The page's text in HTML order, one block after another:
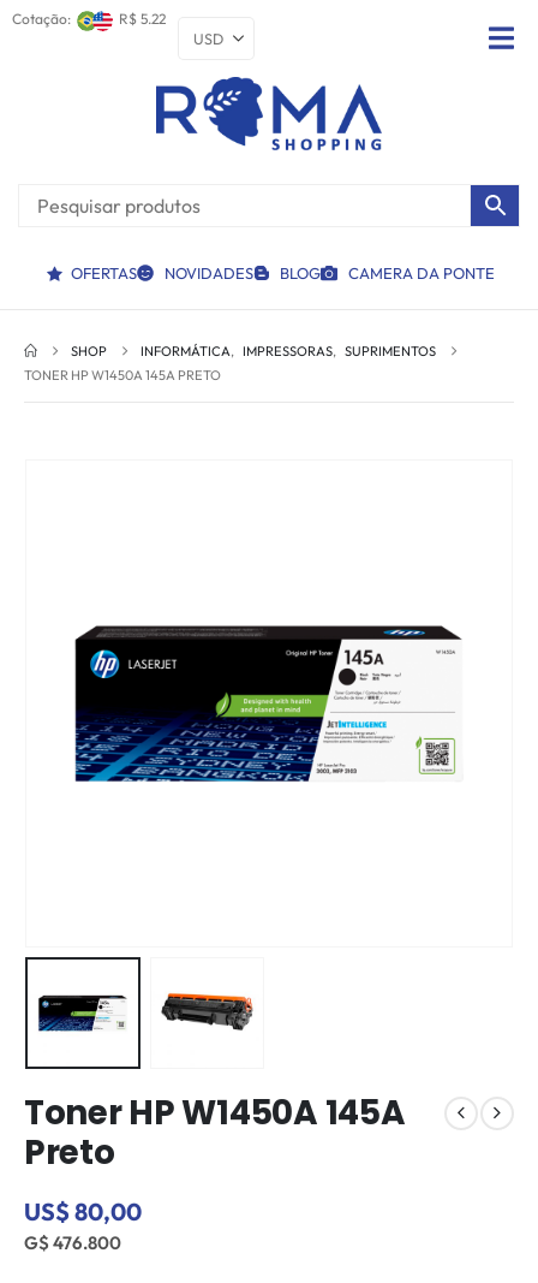
Cotação: R$ 5.22
OFERTAS NOVIDADES BLOG CAMERA DA PONTE
SHOP INFORMÁTICA, IMPRESSORAS, SUPRIMENTOS
TONER HP W1450A 145A PRETO
Toner HP W1450A 145A
Preto
US$ 80,00
G$ 476.800